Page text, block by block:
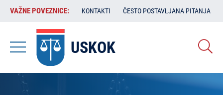
Skoči
sadržaj
VAŽNE
POVEZNICE:
VAŽNE POVEZNICE: KONTAKTI ČESTO POSTAVLJANA PITANJA
USKOK